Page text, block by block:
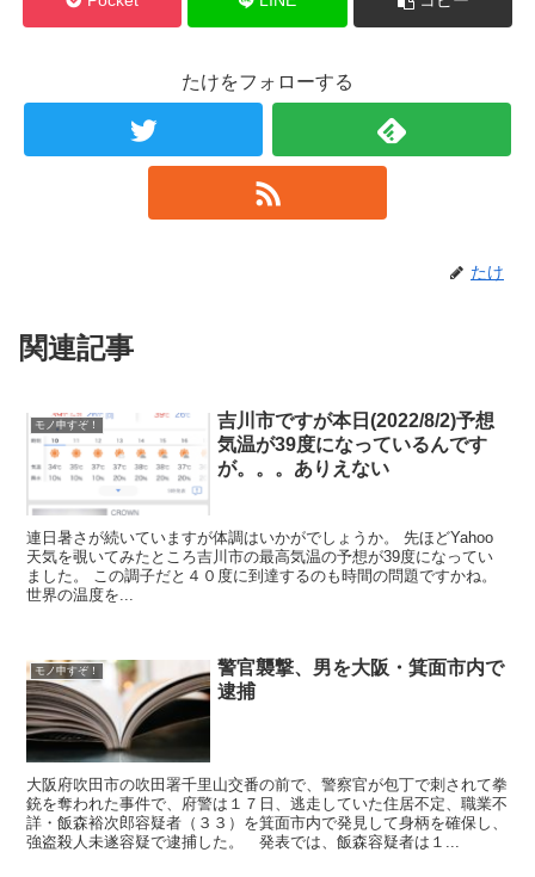
たけをフォローする
たけ
関連記事
モノ申すぞ！
吉川市ですが本日(2022/8/2)予想
気温が39度になっているんです
が。。。ありえない
連日暑さが続いていますが体調はいかがでしょうか。 先ほどYahoo
天気を覗いてみたところ吉川市の最高気温の予想が39度になってい
ました。 この調子だと４０度に到達するのも時間の問題ですかね。
世界の温度を...
モノ申すぞ！
警官襲撃、男を大阪・箕面市内で
逮捕
大阪府吹田市の吹田署千里山交番の前で、警察官が包丁で刺されて拳
銃を奪われた事件で、府警は１７日、逃走していた住居不定、職業不
詳・飯森裕次郎容疑者（３３）を箕面市内で発見して身柄を確保し、
強盗殺人未遂容疑で逮捕した。 発表では、飯森容疑者は１...